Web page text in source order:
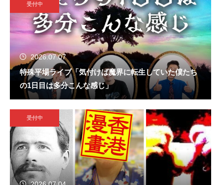
受付中
2026.07.07
特殊平場ライブ「気付けば魔界に転生していた僕たち
の1日目は多分こんな感じ」
受付中